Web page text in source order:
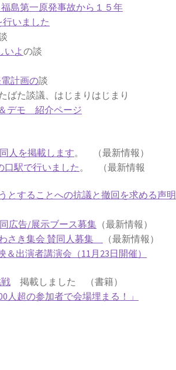
第一原発事故から１５年
いました
いよの談
計画の談
た談議、はじまりはじまり
デモ 紹介ページ
人を掲載します。 （最新情報）
口駅で行いました 。 （最新情報
とすることへの抗議と撤回を求める声明
広告/展示ブース募集 （最新情報）
さき集会 賛同人募集
（最新情報）
出演者講演会（11月23日開催）
掲載しました （書籍）
人超の参加者で会場埋まる！」